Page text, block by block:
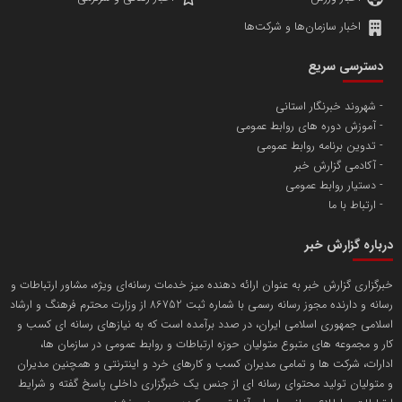
پایگاه اطلاع رسانی اعتلای نهادهای مردمی
پایگاه اطلاع رسانی دریا و نفت
تامین آهن اسفنجی تولیدکنندگان فولاد در کشور
تریبون
انتشار گسترده محتوا در رسانه گزارش خبر
مسعودصادقی
اخبار سازمان‌ها و شرکت‌ها
دسترسی سریع
شهروند خبرنگار استانی
آموزش دوره های روابط عمومی
تدوین برنامه روابط عمومی
آکادمی گزارش خبر
دستیار روابط عمومی
ارتباط با ما
درباره گزارش خبر
خبرگزاری گزارش خبر به عنوان ارائه دهنده میز خدمات رسانه‌ای ویژه، مشاور ارتباطات و
رسانه و دارنده مجوز رسانه رسمی با شماره ثبت 86752 از وزارت محترم فرهنگ و ارشاد
اسلامی جمهوری اسلامی ایران، در صدد برآمده است که به نیازهای رسانه ای کسب و
کار و مجموعه های متبوع متولیان حوزه ارتباطات و روابط عمومی در سازمان ها،
ادارات، شرکت ها و تمامی مدیران کسب و کارهای خرد و اینترنتی و همچنین مدیران
و متولیان تولید محتوای رسانه ای از جنس یک خبرگزاری داخلی پاسخ گفته و شرایط